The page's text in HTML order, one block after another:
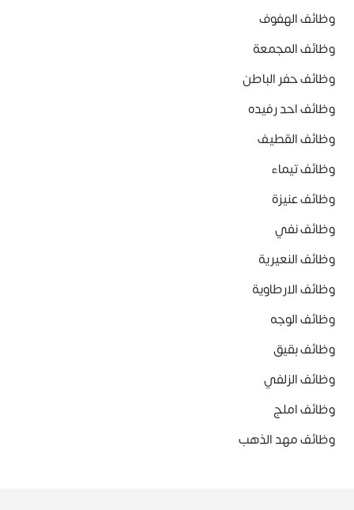
وظائف الهفوف
وظائف المجمعة
وظائف حفر الباطن
وظائف احد رفيده
وظائف القطيف
وظائف تيماء
وظائف عنيزة
وظائف نفي
وظائف النعيرية
وظائف الارطاوية
وظائف الوجه
وظائف بقيق
وظائف الزلفي
وظائف املج
وظائف مهد الذهب